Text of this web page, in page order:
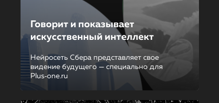
Говорит и показывает
искусственный интеллект
Нейросеть Сбера представляет свое
видение будущего — специально для
Plus‑one.ru